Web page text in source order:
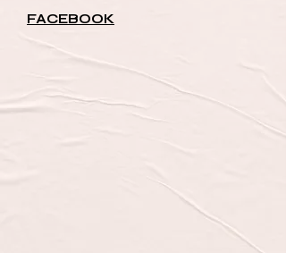
FACEBOOK